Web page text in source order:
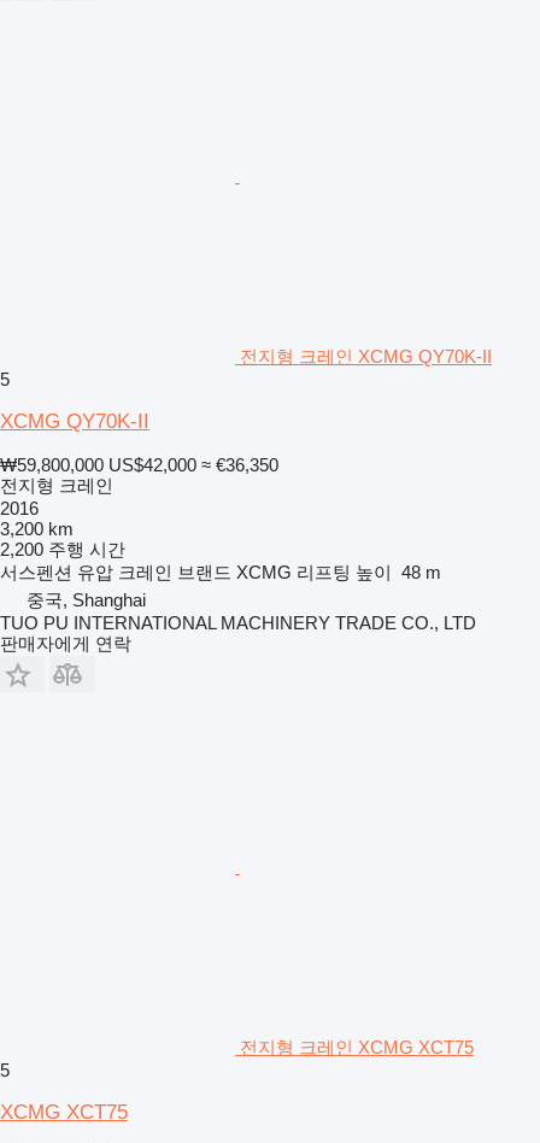
전지형 크레인 XCMG QY70K-II
5
XCMG QY70K-II
₩59,800,000 US$42,000 ≈ €36,350
전지형 크레인
2016
3,200 km
2,200 주행 시간
서스펜션 유압 크레인 브랜드 XCMG 리프팅 높이 48 m
중국, Shanghai
TUO PU INTERNATIONAL MACHINERY TRADE CO., LTD
판매자에게 연락
전지형 크레인 XCMG XCT75
5
XCMG XCT75